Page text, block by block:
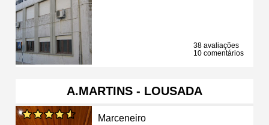
38 avaliações
10 comentários
A.MARTINS - LOUSADA
Marceneiro